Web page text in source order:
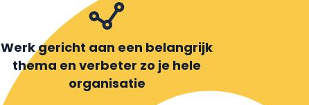
Werk gericht aan een belangrijk
thema en verbeter zo je hele
organisatie